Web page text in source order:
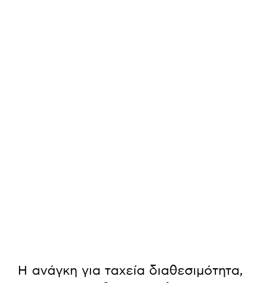
Η ανάγκη για ταχεία διαθεσιμότητα,